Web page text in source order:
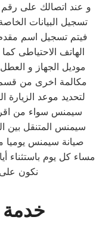
و عند اتصالك على
تسجيل البيانات
فيتم تسجيل اسم
الهاتف الاحتياطى
موديل الجهاز و
مكالمة اخرى من
لتحديد موعد الزيارة
سيمنس سواء من
سيمنس المتنقل بين
صيانة سيمنس يوميا
مساء كل يوم باستثناء
نكون